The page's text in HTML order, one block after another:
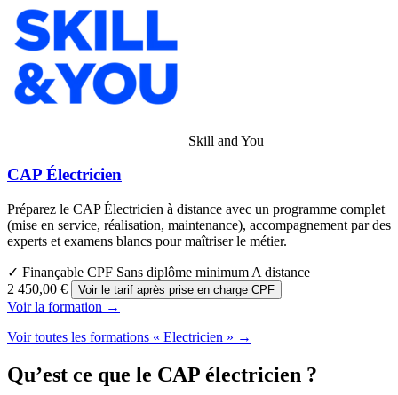
Skill and You
CAP Électricien
Préparez le CAP Électricien à distance avec un programme complet
(mise en service, réalisation, maintenance), accompagnement par des
experts et examens blancs pour maîtriser le métier.
✓ Finançable CPF Sans diplôme minimum A distance
2 450,00 €
Voir le tarif après prise en charge CPF
Voir la formation →
Voir toutes les formations « Electricien » →
Qu’est ce que le CAP électricien ?